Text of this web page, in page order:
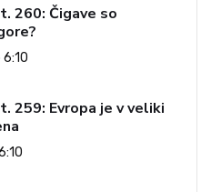
260: Čigave so
6:10
259: Evropa je v veliki